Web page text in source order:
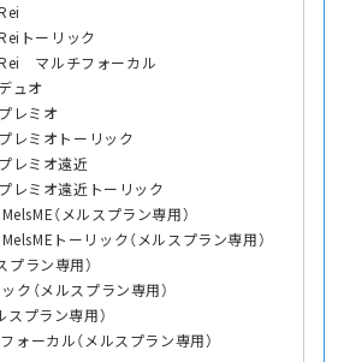
トーリック
マルチフォーカル
ュオ
レミオ
レミオトーリック
レミオ遠近
レミオ遠近トーリック
（メルスプラン専用）
トーリック（メルスプラン専用）
プラン専用）
ク（メルスプラン専用）
スプラン専用）
ォーカル（メルスプラン専用）